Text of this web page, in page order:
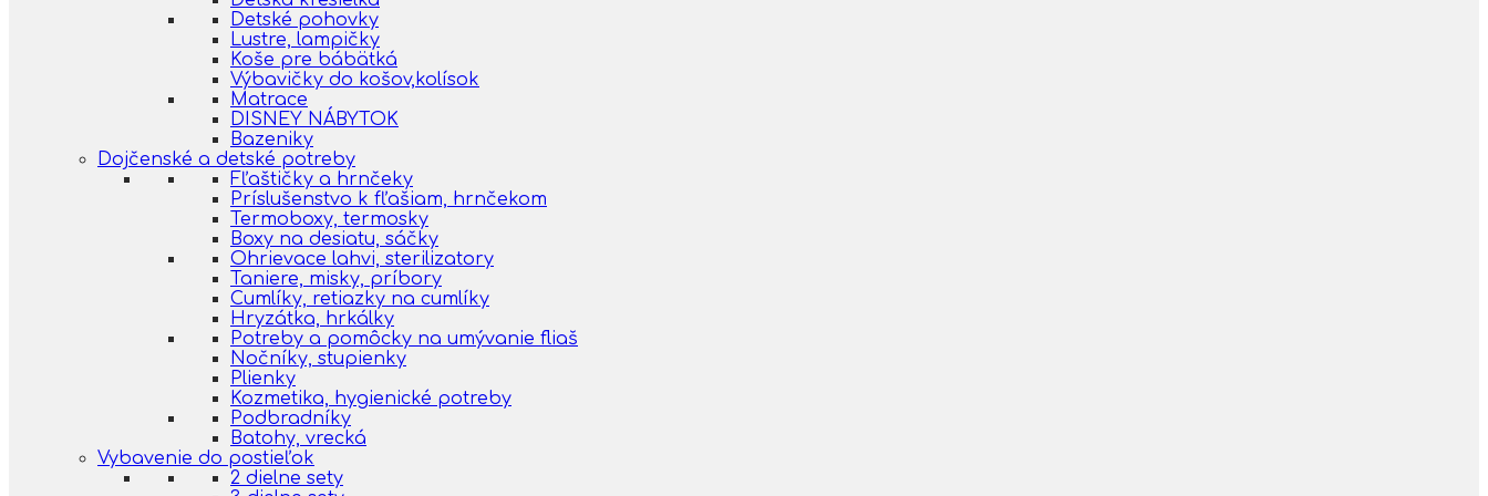
Detské pohovky
Lustre, lampičky
Koše pre bábätká
Výbavičky do košov,kolísok
Matrace
DISNEY NÁBYTOK
Bazeniky
Dojčenské a detské potreby
Fľaštičky a hrnčeky
Príslušenstvo k fľašiam, hrnčekom
Termoboxy, termosky
Boxy na desiatu, sáčky
Ohrievace lahvi, sterilizatory
Taniere, misky, príbory
Cumlíky, retiazky na cumlíky
Hryzátka, hrkálky
Potreby a pomôcky na umývanie fliaš
Nočníky, stupienky
Plienky
Kozmetika, hygienické potreby
Podbradníky
Batohy, vrecká
Vybavenie do postieľok
2 dielne sety